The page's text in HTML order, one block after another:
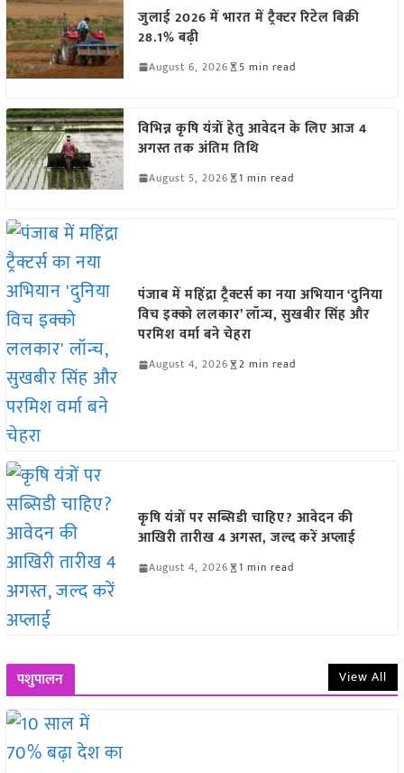
जुलाई 2026 में भारत में ट्रैक्टर रिटेल बिक्री
28.1% बढ़ी
August 6, 2026 5 min read
विभिन्न कृषि यंत्रों हेतु आवेदन के लिए आज 4
अगस्त तक अंतिम तिथि
August 5, 2026 1 min read
पंजाब में महिंद्रा ट्रैक्टर्स का नया अभियान ‘दुनिया
विच इक्को ललकार’ लॉन्च, सुखबीर सिंह और
परमिश वर्मा बने चेहरा
August 4, 2026 2 min read
कृषि यंत्रों पर सब्सिडी चाहिए? आवेदन की
आखिरी तारीख 4 अगस्त, जल्द करें अप्लाई
August 4, 2026 1 min read
पशुपालन View All